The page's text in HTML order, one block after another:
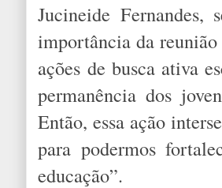
Jucineide Fernandes,
importância da
ações de busca ativa
permanência dos
Então, essa ação
para podermos
educação”.